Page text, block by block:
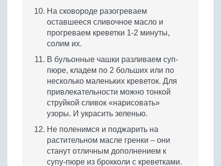
На сковороде разогреваем
оставшееся сливочное масло и
прогреваем креветки 1-2 минуты,
солим их.
В бульонные чашки разливаем суп-
пюре, кладем по 2 больших или по
несколько маленьких креветок. Для
привлекательности можно тонкой
струйкой сливок «нарисовать»
узоры. И украсить зеленью.
Не поленимся и поджарить на
растительном масле гренки – они
станут отличным дополнением к
супу-пюре из брокколи с креветками.